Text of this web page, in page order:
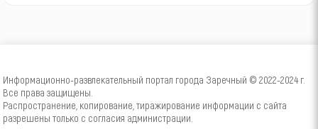
Информационно-развлекательный портал города Заречный © 2022-2024 г.
Все права защищены.
Распространение, копирование, тиражирование информации с сайта
разрешены только с согласия администрации.